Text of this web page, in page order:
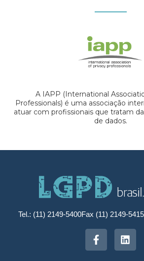
A IAPP (International
Professionals) é uma associação
atuar com profissionais que tratam
de dados.
Tel.: (11) 2149-5400Fax (11) 2149-5415